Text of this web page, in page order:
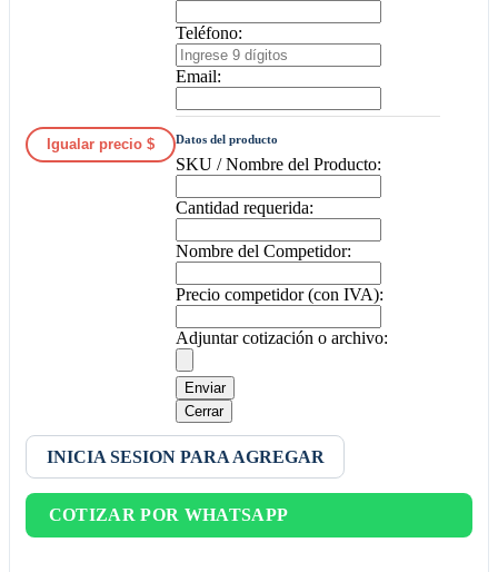
Igualar precio $
Teléfono:
Email:
Datos del producto
SKU / Nombre del Producto:
Cantidad requerida:
Nombre del Competidor:
Precio competidor (con IVA):
Adjuntar cotización o archivo:
Enviar
Cerrar
INICIA SESION PARA AGREGAR
COTIZAR POR WHATSAPP